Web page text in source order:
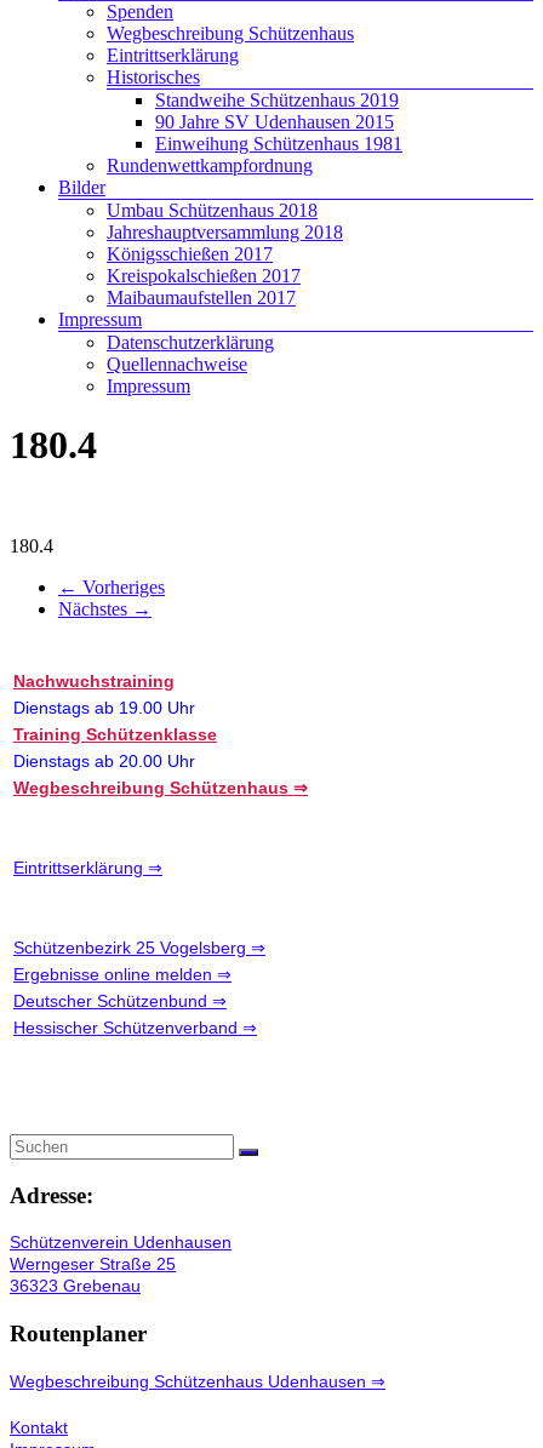
Spenden
Wegbeschreibung Schützenhaus
Eintrittserklärung
Historisches
Standweihe Schützenhaus 2019
90 Jahre SV Udenhausen 2015
Einweihung Schützenhaus 1981
Rundenwettkampfordnung
Bilder
Umbau Schützenhaus 2018
Jahreshauptversammlung 2018
Königsschießen 2017
Kreispokalschießen 2017
Maibaumaufstellen 2017
Impressum
Datenschutzerklärung
Quellennachweise
Impressum
180.4
180.4
← Vorheriges
Nächstes →
Nachwuchstraining
Dienstags ab 19.00 Uhr
Training Schützenklasse
Dienstags ab 20.00 Uhr
Wegbeschreibung Schützenhaus ⇒
Eintrittserklärung ⇒
Schützenbezirk 25 Vogelsberg ⇒
Ergebnisse online melden ⇒
Deutscher Schützenbund ⇒
Hessischer Schützenverband ⇒
Adresse:
Schützenverein Udenhausen
Werngeser Straße 25
36323 Grebenau
Routenplaner
Wegbeschreibung Schützenhaus Udenhausen ⇒
Kontakt